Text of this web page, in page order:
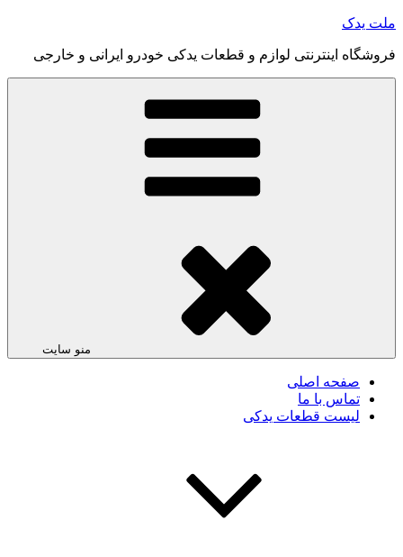
رفتن
محتوا
ملت یدک
فروشگاه اینترنتی لوازم و قطعات یدکی خودرو ایرانی و خارجی
منو سایت
صفحه اصلی
تماس با ما
لیست قطعات یدکی